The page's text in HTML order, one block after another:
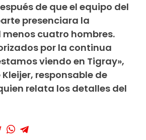
de que el equipo del
presenciara la
menos cuatro hombres.
por la continua
viendo en Tigray»,
responsable de
relata los detalles del